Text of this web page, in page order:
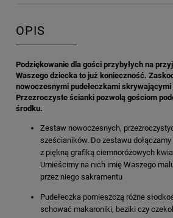
OPIS
Podziękowanie dla gości przybyłych na
Waszego dziecka to już konieczność.
nowoczesnymi pudełeczkami skrywającymi
Przezroczyste ścianki pozwolą gościom
środku.
Zestaw nowoczesnych,
sześcianików. Do zestawu
z piękną grafiką ciemnoróżowych
Umieścimy na nich imię Waszego
przez niego sakramentu
Pudełeczka pomieszczą różne
schować makaroniki, beziki czy